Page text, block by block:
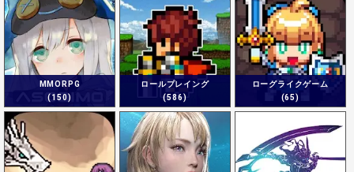
MMORPG
(150)
ロールプレイング
(586)
ローグライクゲーム
(65)